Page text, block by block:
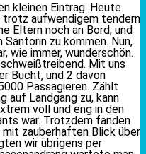
kleinen Eintrag. Heute
trotz aufwendigem tendern
Eltern noch an Bord, und
Santorin zu kommen. Nun,
wie immer, wunderschön.
Mit uns
Bucht, und 2 davon
Passagieren. Zählt
auf Landgang zu, kann
voll und eng in den
war. Trotzdem fanden
zauberhaften Blick über
wir übrigens per